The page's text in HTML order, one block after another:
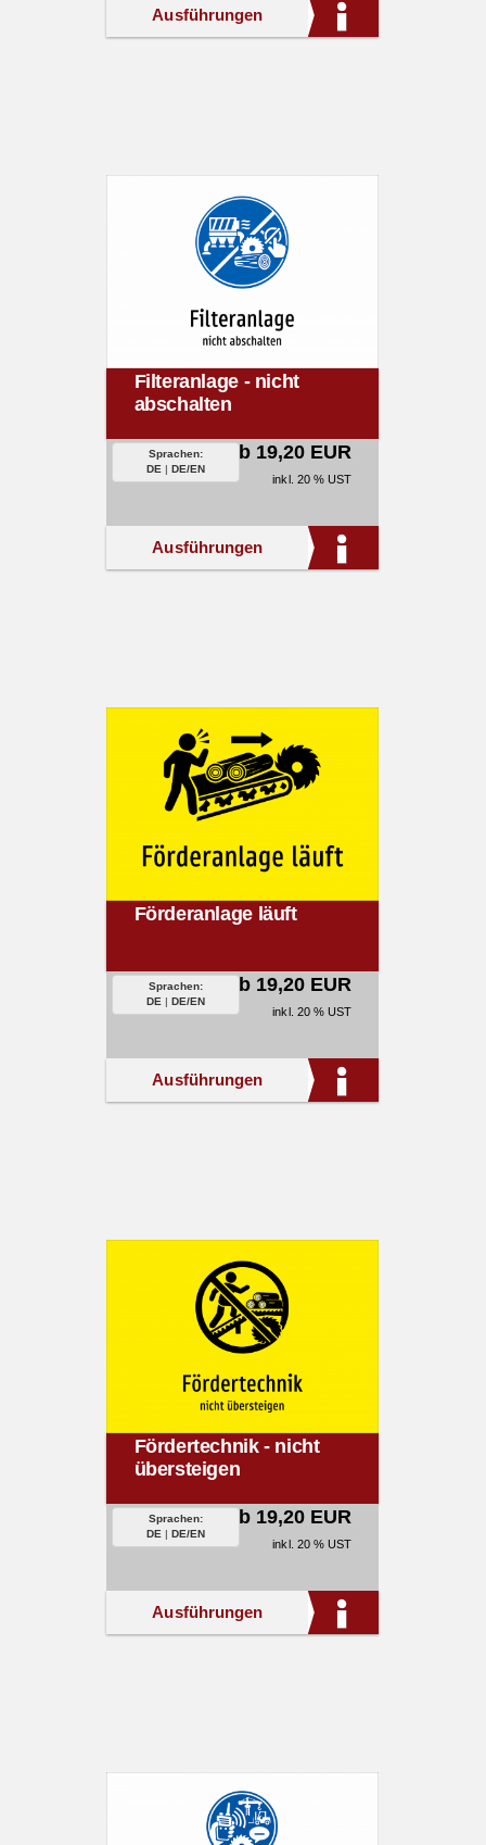
Ausführungen
Filteranlage - nicht
abschalten
Sprachen:
DE | DE/EN
ab 19,20 EUR
inkl. 20 % UST
Ausführungen
Förderanlage läuft
Sprachen:
DE | DE/EN
ab 19,20 EUR
inkl. 20 % UST
Ausführungen
Fördertechnik - nicht
übersteigen
Sprachen:
DE | DE/EN
ab 19,20 EUR
inkl. 20 % UST
Ausführungen